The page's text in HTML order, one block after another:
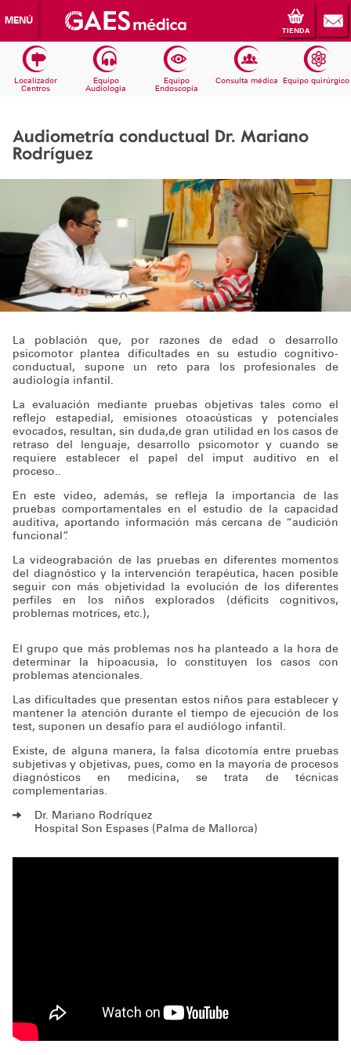
MENÚ
TIENDA
Localizador
Centros
Equipo
Audiologia
Equipo
Endoscopia
Consulta médica Equipo quirúrgico
Audiometría conductual Dr. Mariano
Rodríguez
La población que, por razones de edad o desarrollo
psicomotor plantea dificultades en su estudio cognitivo-
conductual, supone un reto para los profesionales de
audiología infantil.
La evaluación mediante pruebas objetivas tales como el
reflejo estapedial, emisiones otoacústicas y potenciales
evocados, resultan, sin duda,de gran utilidad en los casos de
retraso del lenguaje, desarrollo psicomotor y cuando se
requiere establecer el papel del imput auditivo en el
proceso..
En este video, además, se refleja la importancia de las
pruebas comportamentales en el estudio de la capacidad
auditiva, aportando información más cercana de “audición
funcional”.
La videograbación de las pruebas en diferentes momentos
del diagnóstico y la intervención terapéutica, hacen posible
seguir con más objetividad la evolución de los diferentes
perfiles en los niños explorados (déficits cognitivos,
problemas motrices, etc.),
El grupo que más problemas nos ha planteado a la hora de
determinar la hipoacusia, lo constituyen los casos con
problemas atencionales.
Las dificultades que presentan estos niños para establecer y
mantener la atención durante el tiempo de ejecución de los
test, suponen un desafío para el audiólogo infantil.
Existe, de alguna manera, la falsa dicotomía entre pruebas
subjetivas y objetivas, pues, como en la mayoría de procesos
diagnósticos en medicina, se trata de técnicas
complementarias.
Dr. Mariano Rodríquez
Hospital Son Espases (Palma de Mallorca)